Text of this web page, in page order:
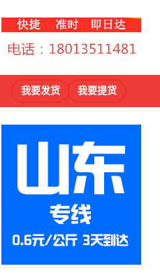
我要发货 我要提货